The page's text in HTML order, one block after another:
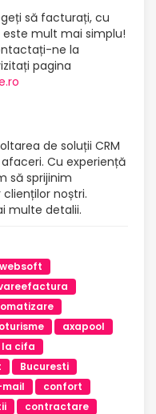
să facturați, cu
mult mai simplu!
ne la
pagina
de soluții CRM
Cu experiență
să sprijinim
noștri.
multe detalii.
axapool
cifa
Bucuresti
confort
contractare